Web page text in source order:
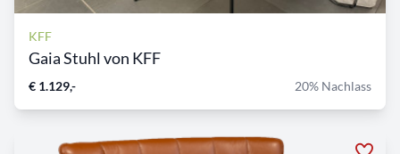
KFF
Gaia Stuhl von KFF
€ 1.129,- 20% Nachlass